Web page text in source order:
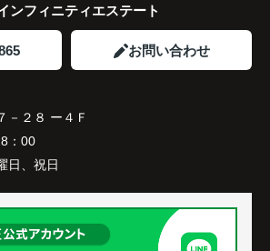
ンフィニティエステート
お問い合わせ
－２８ ー４Ｆ
：00
日、祝日